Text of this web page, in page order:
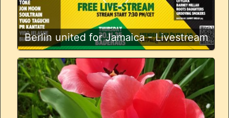
Berlin united for Jamaica - Livestream